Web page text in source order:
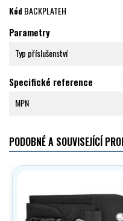
KódBACKPLATEH
Parametry
Typ příslušenství
Specifické reference
MPN
PODOBNÉ A SOUVISEJÍCÍ